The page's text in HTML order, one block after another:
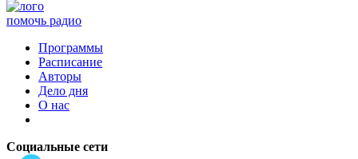
помочь радио
Программы
Расписание
Авторы
Дело дня
О нас
Социальные сети